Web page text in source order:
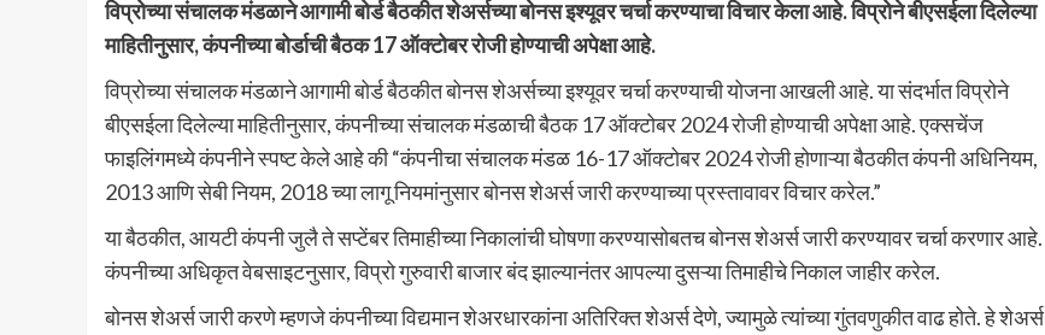
विप्रोच्या संचालक मंडळाने आगामी बोर्ड बैठकीत शेअर्सच्या बोनस इश्यूवर चर्चा करण्याचा विचार केला आहे. विप्रोने बीएसईला दिलेल्या
माहितीनुसार, कंपनीच्या बोर्डाची बैठक 17 ऑक्टोबर रोजी होण्याची अपेक्षा आहे.
विप्रोच्या संचालक मंडळाने आगामी बोर्ड बैठकीत बोनस शेअर्सच्या इश्यूवर चर्चा करण्याची योजना आखली आहे. या संदर्भात विप्रोने
बीएसईला दिलेल्या माहितीनुसार, कंपनीच्या संचालक मंडळाची बैठक 17 ऑक्टोबर 2024 रोजी होण्याची अपेक्षा आहे. एक्सचेंज
फाइलिंगमध्ये कंपनीने स्पष्ट केले आहे की “कंपनीचा संचालक मंडळ 16-17 ऑक्टोबर 2024 रोजी होणाऱ्या बैठकीत कंपनी अधिनियम,
2013 आणि सेबी नियम, 2018 च्या लागू नियमांनुसार बोनस शेअर्स जारी करण्याच्या प्रस्तावावर विचार करेल.”
या बैठकीत, आयटी कंपनी जुलै ते सप्टेंबर तिमाहीच्या निकालांची घोषणा करण्यासोबतच बोनस शेअर्स जारी करण्यावर चर्चा करणार आहे.
कंपनीच्या अधिकृत वेबसाइटनुसार, विप्रो गुरुवारी बाजार बंद झाल्यानंतर आपल्या दुसऱ्या तिमाहीचे निकाल जाहीर करेल.
बोनस शेअर्स जारी करणे म्हणजे कंपनीच्या विद्यमान शेअरधारकांना अतिरिक्त शेअर्स देणे, ज्यामुळे त्यांच्या गुंतवणुकीत वाढ होते. हे शेअर्स